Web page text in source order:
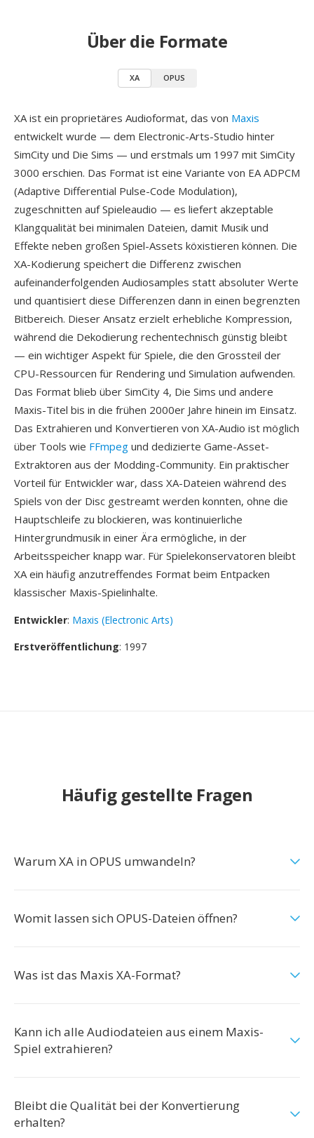
Über die Formate
XA OPUS
XA ist ein proprietäres Audioformat, das von Maxis
entwickelt wurde — dem Electronic-Arts-Studio hinter
SimCity und Die Sims — und erstmals um 1997 mit SimCity
3000 erschien. Das Format ist eine Variante von EA ADPCM
(Adaptive Differential Pulse-Code Modulation),
zugeschnitten auf Spieleaudio — es liefert akzeptable
Klangqualität bei minimalen Dateien, damit Musik und
Effekte neben großen Spiel-Assets köxistieren können. Die
XA-Kodierung speichert die Differenz zwischen
aufeinanderfolgenden Audiosamples statt absoluter Werte
und quantisiert diese Differenzen dann in einen begrenzten
Bitbereich. Dieser Ansatz erzielt erhebliche Kompression,
während die Dekodierung rechentechnisch günstig bleibt
— ein wichtiger Aspekt für Spiele, die den Grossteil der
CPU-Ressourcen für Rendering und Simulation aufwenden.
Das Format blieb über SimCity 4, Die Sims und andere
Maxis-Titel bis in die frühen 2000er Jahre hinein im Einsatz.
Das Extrahieren und Konvertieren von XA-Audio ist möglich
über Tools wie FFmpeg und dedizierte Game-Asset-
Extraktoren aus der Modding-Community. Ein praktischer
Vorteil für Entwickler war, dass XA-Dateien während des
Spiels von der Disc gestreamt werden konnten, ohne die
Hauptschleife zu blockieren, was kontinuierliche
Hintergrundmusik in einer Ära ermögliche, in der
Arbeitsspeicher knapp war. Für Spielekonservatoren bleibt
XA ein häufig anzutreffendes Format beim Entpacken
klassischer Maxis-Spielinhalte.
Entwickler: Maxis (Electronic Arts)
Erstveröffentlichung: 1997
Häufig gestellte Fragen
Warum XA in OPUS umwandeln?
Womit lassen sich OPUS-Dateien öffnen?
Was ist das Maxis XA-Format?
Kann ich alle Audiodateien aus einem Maxis-
Spiel extrahieren?
Bleibt die Qualität bei der Konvertierung
erhalten?